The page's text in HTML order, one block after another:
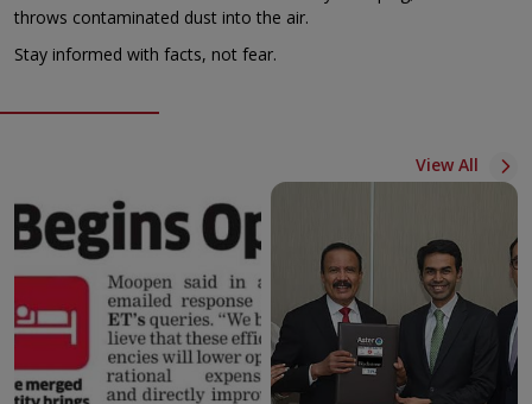
throws contaminated dust into the air.
Stay informed with facts, not fear.
View All